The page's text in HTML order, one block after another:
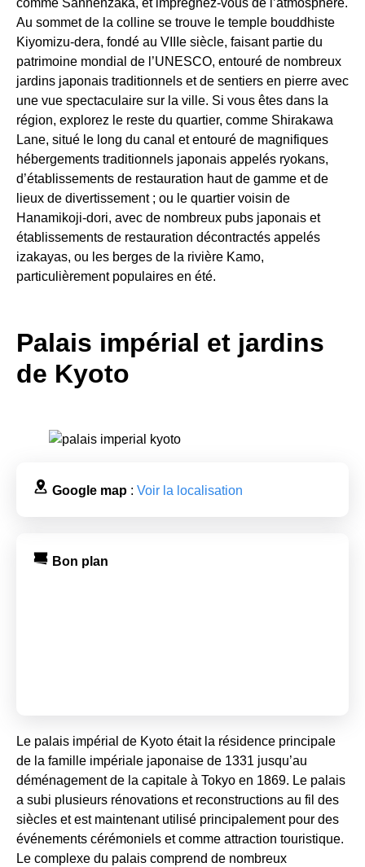
comme Sannenzaka, et imprégnez-vous de l’atmosphère.
Au sommet de la colline se trouve le temple bouddhiste
Kiyomizu-dera, fondé au VIIIe siècle, faisant partie du
patrimoine mondial de l’UNESCO, entouré de nombreux
jardins japonais traditionnels et de sentiers en pierre avec
une vue spectaculaire sur la ville. Si vous êtes dans la
région, explorez le reste du quartier, comme Shirakawa
Lane, situé le long du canal et entouré de magnifiques
hébergements traditionnels japonais appelés ryokans,
d’établissements de restauration haut de gamme et de
lieux de divertissement ; ou le quartier voisin de
Hanamikoji-dori, avec de nombreux pubs japonais et
établissements de restauration décontractés appelés
izakayas, ou les berges de la rivière Kamo,
particulièrement populaires en été.
Palais impérial et jardins
de Kyoto
Google map : Voir la localisation
Bon plan
Le palais impérial de Kyoto était la résidence principale
de la famille impériale japonaise de 1331 jusqu’au
déménagement de la capitale à Tokyo en 1869. Le palais
a subi plusieurs rénovations et reconstructions au fil des
siècles et est maintenant utilisé principalement pour des
événements cérémoniels et comme attraction touristique.
Le complexe du palais comprend de nombreux